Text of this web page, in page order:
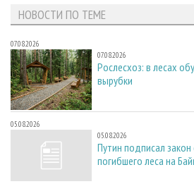
НОВОСТИ ПО ТЕМЕ
07.08.2026
07.08.2026
Рослесхоз: в лесах
вырубки
05.08.2026
05.08.2026
Путин подписал
погибшего леса на